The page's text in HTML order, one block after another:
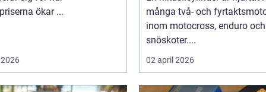
ökar ...
många två- och
inom motocross, enduro och
snöskoter....
02 april 2026